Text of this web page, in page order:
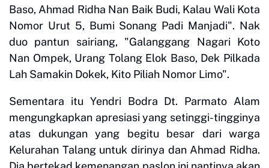
Baso, Ahmad Ridha Nan Baik Budi, Kalau Wali Kota
Nomor Urut 5, Bumi Sonang Padi Manjadi". Nak
duo pantun sairiang, "Galanggang Nagari Koto
Nan Ompek, Urang Tolang Elok Baso, Dek Pilkada
Lah Samakin Dokek, Kito Piliah Nomor Limo".
Sementara itu Yendri Bodra Dt. Parmato Alam
mengungkapkan apresiasi yang setinggi-tingginya
atas dukungan yang begitu besar dari warga
Kelurahan Talang untuk dirinya dan Ahmad Ridha.